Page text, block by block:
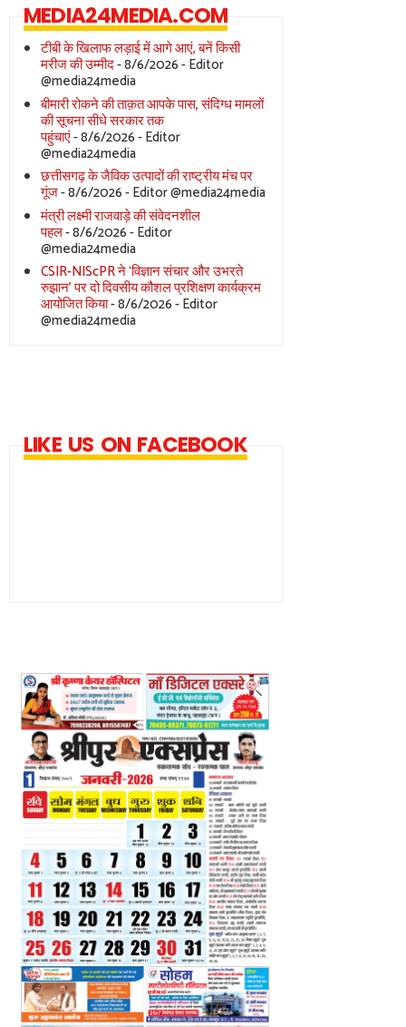
MEDIA24MEDIA.COM
टीबी के खिलाफ लड़ाई में आगे आएं, बनें किसी
मरीज की उम्मीद- 8/6/2026- Editor
@media24media
बीमारी रोकने की ताक़त आपके पास, संदिग्ध मामलों
की सूचना सीधे सरकार तक
पहुंचाएं- 8/6/2026- Editor
@media24media
छत्तीसगढ़ के जैविक उत्पादों की राष्ट्रीय मंच पर
गूंज- 8/6/2026- Editor @media24media
मंत्री लक्ष्मी राजवाड़े की संवेदनशील
पहल- 8/6/2026- Editor
@media24media
CSIR-NIScPR ने ‘विज्ञान संचार और उभरते
रुझान’ पर दो दिवसीय कौशल प्रशिक्षण कार्यक्रम
आयोजित किया- 8/6/2026- Editor
@media24media
LIKE US ON FACEBOOK